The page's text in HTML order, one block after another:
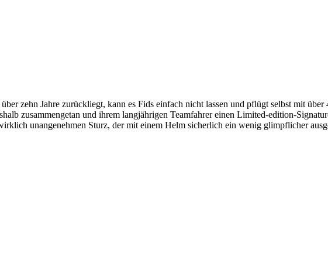
zehn Jahre zurückliegt, kann es Fids einfach nicht lassen und pflügt selbst mit
zusammengetan und ihrem langjährigen Teamfahrer einen Limited-edition-
unangenehmen Sturz, der mit einem Helm sicherlich ein wenig glimpflicher